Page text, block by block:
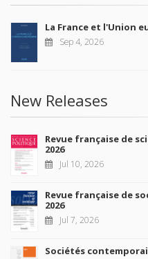
La France et l'Union
Sep 4, 2026
New Releases
Revue française de
2026
Jul 10, 2026
Revue française de
2026
Jul 7, 2026
Sociétés